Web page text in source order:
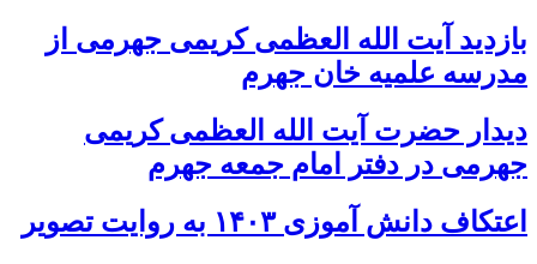
بازدید آیت الله العظمی کریمی جهرمی از
مدرسه علمیه خان جهرم
دیدار حضرت آیت الله العظمی کریمی
جهرمی در دفتر امام جمعه جهرم
اعتکاف دانش آموزی ۱۴۰۳ به روایت تصویر